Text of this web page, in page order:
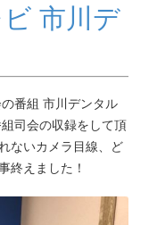
市川デ
番組 市川デンタル
司会の収録をして頂
ないカメラ目線、ど
終えました！